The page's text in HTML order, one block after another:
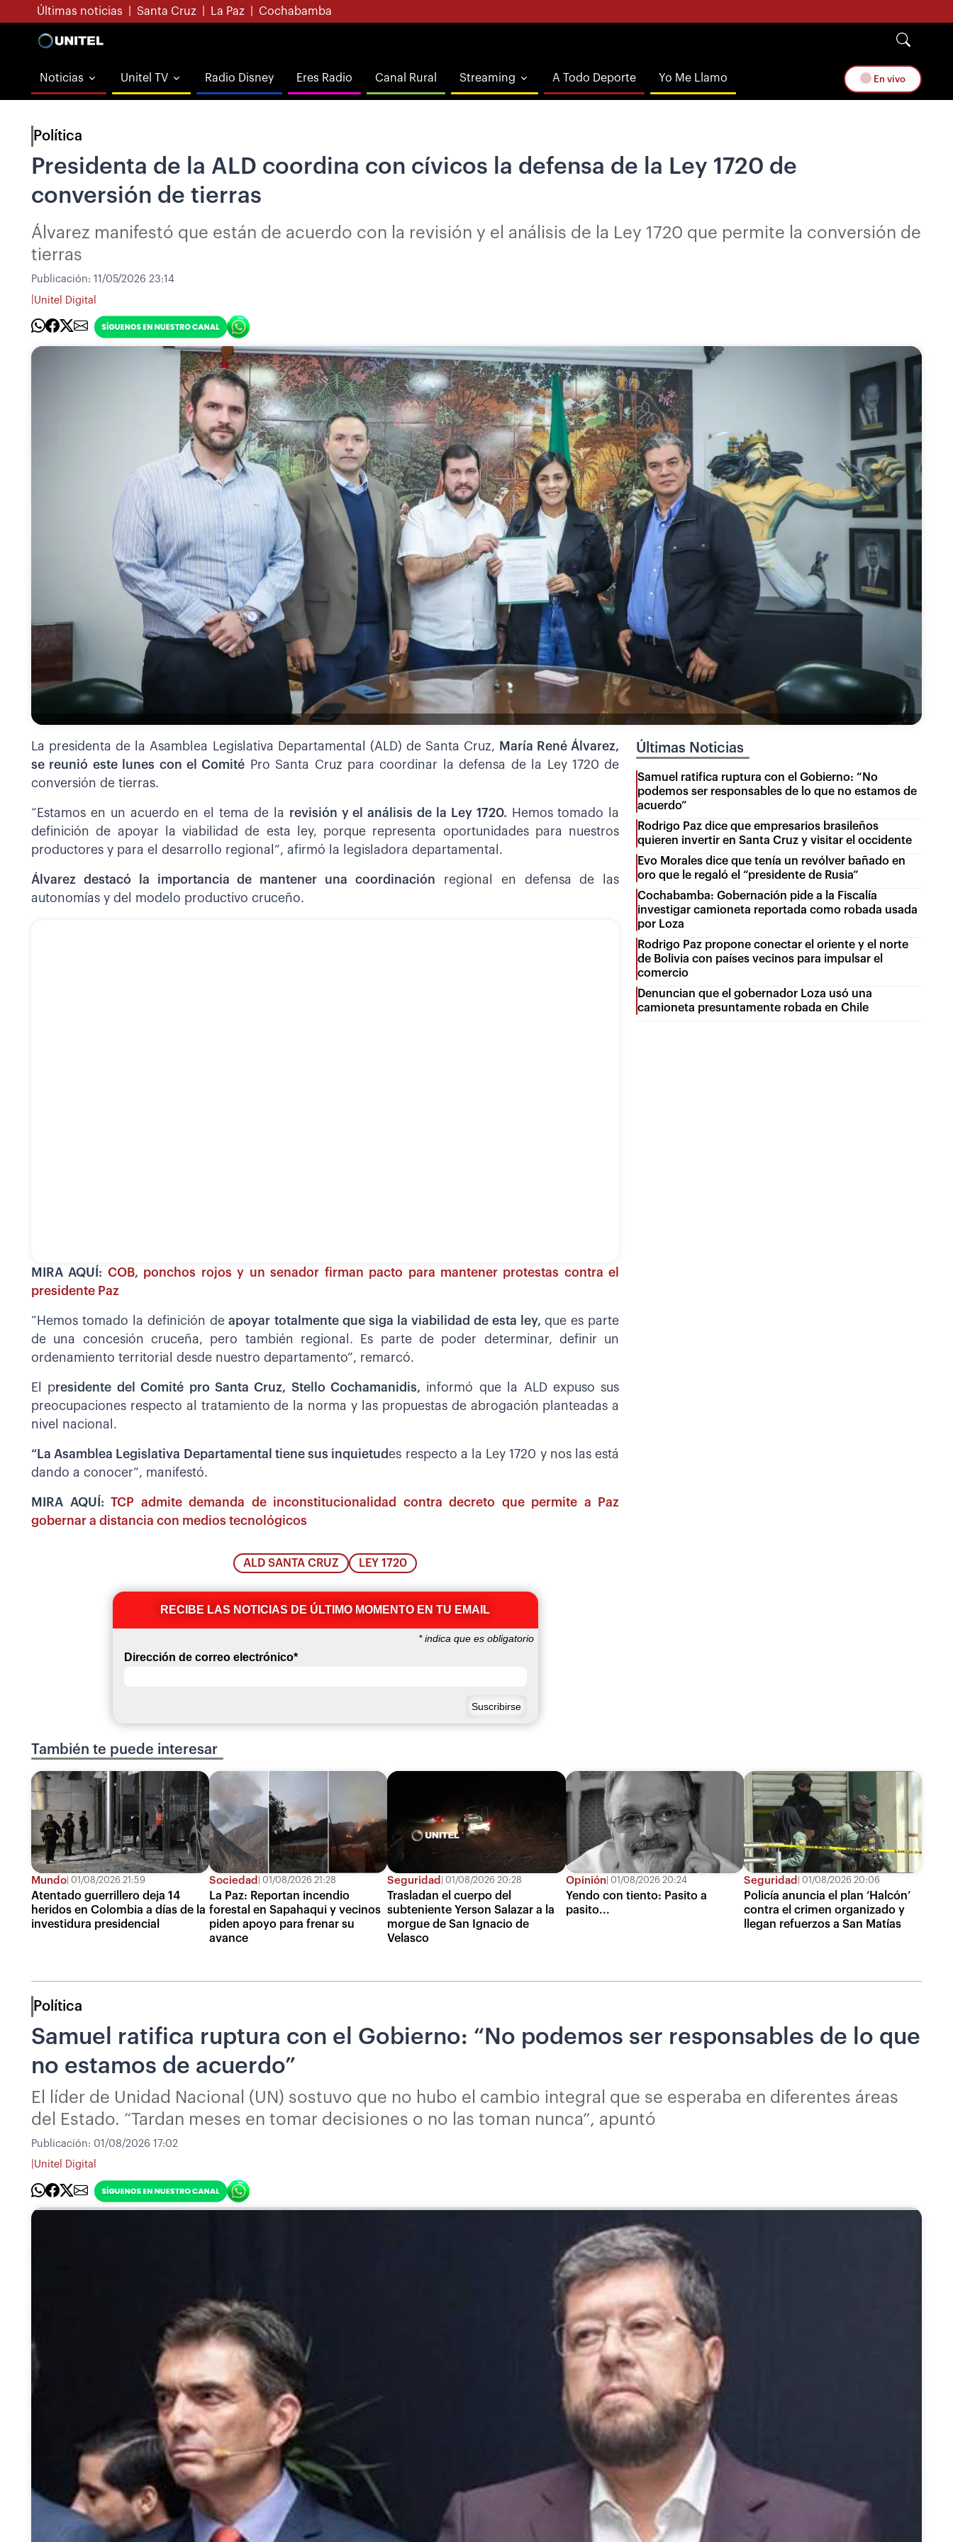
Últimas noticias Santa Cruz La Paz Cochabamba
Noticias Unitel TV Radio Disney Eres Radio Canal Rural Streaming A Todo Deporte Yo Me Llamo En vivo
Política
Presidenta de la ALD coordina con cívicos la defensa de la Ley 1720 de
conversión de tierras
Álvarez manifestó que están de acuerdo con la revisión y el análisis de la Ley 1720 que permite la conversión de
tierras
Publicación: 11/05/2026 23:14
Unitel Digital
La presidenta de la Asamblea Legislativa Departamental (ALD) de Santa Cruz, María René Álvarez,
se reunió este lunes con el Comité Pro Santa Cruz para coordinar la defensa de la Ley 1720 de
conversión de tierras.
“Estamos en un acuerdo en el tema de la revisión y el análisis de la Ley 1720. Hemos tomado la
definición de apoyar la viabilidad de esta ley, porque representa oportunidades para nuestros
productores y para el desarrollo regional”, afirmó la legisladora departamental.
Álvarez destacó la importancia de mantener una coordinación regional en defensa de las
autonomías y del modelo productivo cruceño.
MIRA AQUÍ: COB, ponchos rojos y un senador firman pacto para mantener protestas contra el
presidente Paz
“Hemos tomado la definición de apoyar totalmente que siga la viabilidad de esta ley,que es parte
de una concesión cruceña, pero también regional. Es parte de poder determinar, definir un
ordenamiento territorial desde nuestro departamento”, remarcó.
El presidente del Comité pro Santa Cruz, Stello Cochamanidis, informó que la ALD expuso sus
preocupaciones respecto al tratamiento de la norma y las propuestas de abrogación planteadas a
nivel nacional.
“La Asamblea Legislativa Departamental tiene sus inquietudes respecto a la Ley 1720 y nos las está
dando a conocer”, manifestó.
MIRA AQUÍ:TCP admite demanda de inconstitucionalidad contra decreto que permite a Paz
gobernar a distancia con medios tecnológicos
ALD SANTA CRUZ LEY 1720
RECIBE LAS NOTICIAS DE ÚLTIMO MOMENTO EN TU EMAIL
*indica que es obligatorio
Dirección de correo electrónico*
Últimas Noticias
Samuel ratifica ruptura con el Gobierno: “No
podemos ser responsables de lo que no estamos de
acuerdo”
Rodrigo Paz dice que empresarios brasileños
quieren invertir en Santa Cruz y visitar el occidente
Evo Morales dice que tenía un revólver bañado en
oro que le regaló el “presidente de Rusia”
Cochabamba: Gobernación pide a la Fiscalía
investigar camioneta reportada como robada usada
por Loza
Rodrigo Paz propone conectar el oriente y el norte
de Bolivia con países vecinos para impulsar el
comercio
Denuncian que el gobernador Loza usó una
camioneta presuntamente robada en Chile
También te puede interesar
Mundo 01/08/2026 21:59
Atentado guerrillero deja 14
heridos en Colombia a días de la
investidura presidencial
Sociedad 01/08/2026 21:28
La Paz: Reportan incendio
forestal en Sapahaqui y vecinos
piden apoyo para frenar su
avance
Seguridad 01/08/2026 20:28
Trasladan el cuerpo del
subteniente Yerson Salazar a la
morgue de San Ignacio de
Velasco
Opinión 01/08/2026 20:24
Yendo con tiento: Pasito a
pasito...
Seguridad 01/08/2026 20:06
Policía anuncia el plan ‘Halcón’
contra el crimen organizado y
llegan refuerzos a San Matías
Política
Samuel ratifica ruptura con el Gobierno: “No podemos ser responsables de lo que
no estamos de acuerdo”
El líder de Unidad Nacional (UN) sostuvo que no hubo el cambio integral que se esperaba en diferentes áreas
del Estado. “Tardan meses en tomar decisiones o no las toman nunca”, apuntó
Publicación: 01/08/2026 17:02
Unitel Digital